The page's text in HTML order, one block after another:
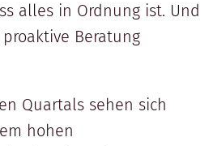
alles in Ordnung ist. Und
Beratung
Quartals sehen sich
hohen